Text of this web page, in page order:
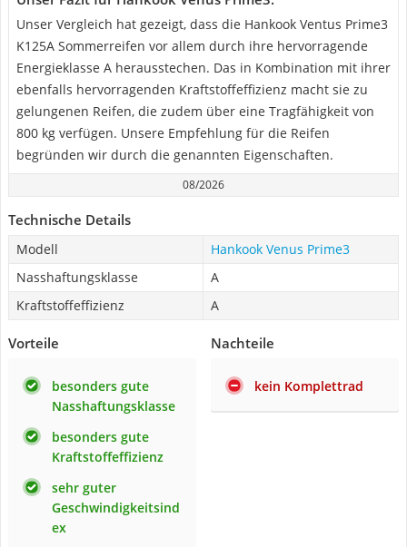
Unser Vergleich hat gezeigt, dass die Hankook Ventus Prime3
K125A Sommerreifen vor allem durch ihre hervorragende
Energieklasse A herausstechen. Das in Kombination mit ihrer
ebenfalls hervorragenden Kraftstoffeffizienz macht sie zu
gelungenen Reifen, die zudem über eine Tragfähigkeit von
800 kg verfügen. Unsere Empfehlung für die Reifen
begründen wir durch die genannten Eigenschaften.
08/2026
Technische Details
Modell
Hankook Venus Prime3
Nasshaftungsklasse
A
Kraftstoffeffizienz
A
Vorteile
besonders gute
Nasshaftungsklasse
besonders gute
Kraftstoffeffizienz
sehr guter
Geschwindigkeitsind
ex
Nachteile
kein Komplettrad